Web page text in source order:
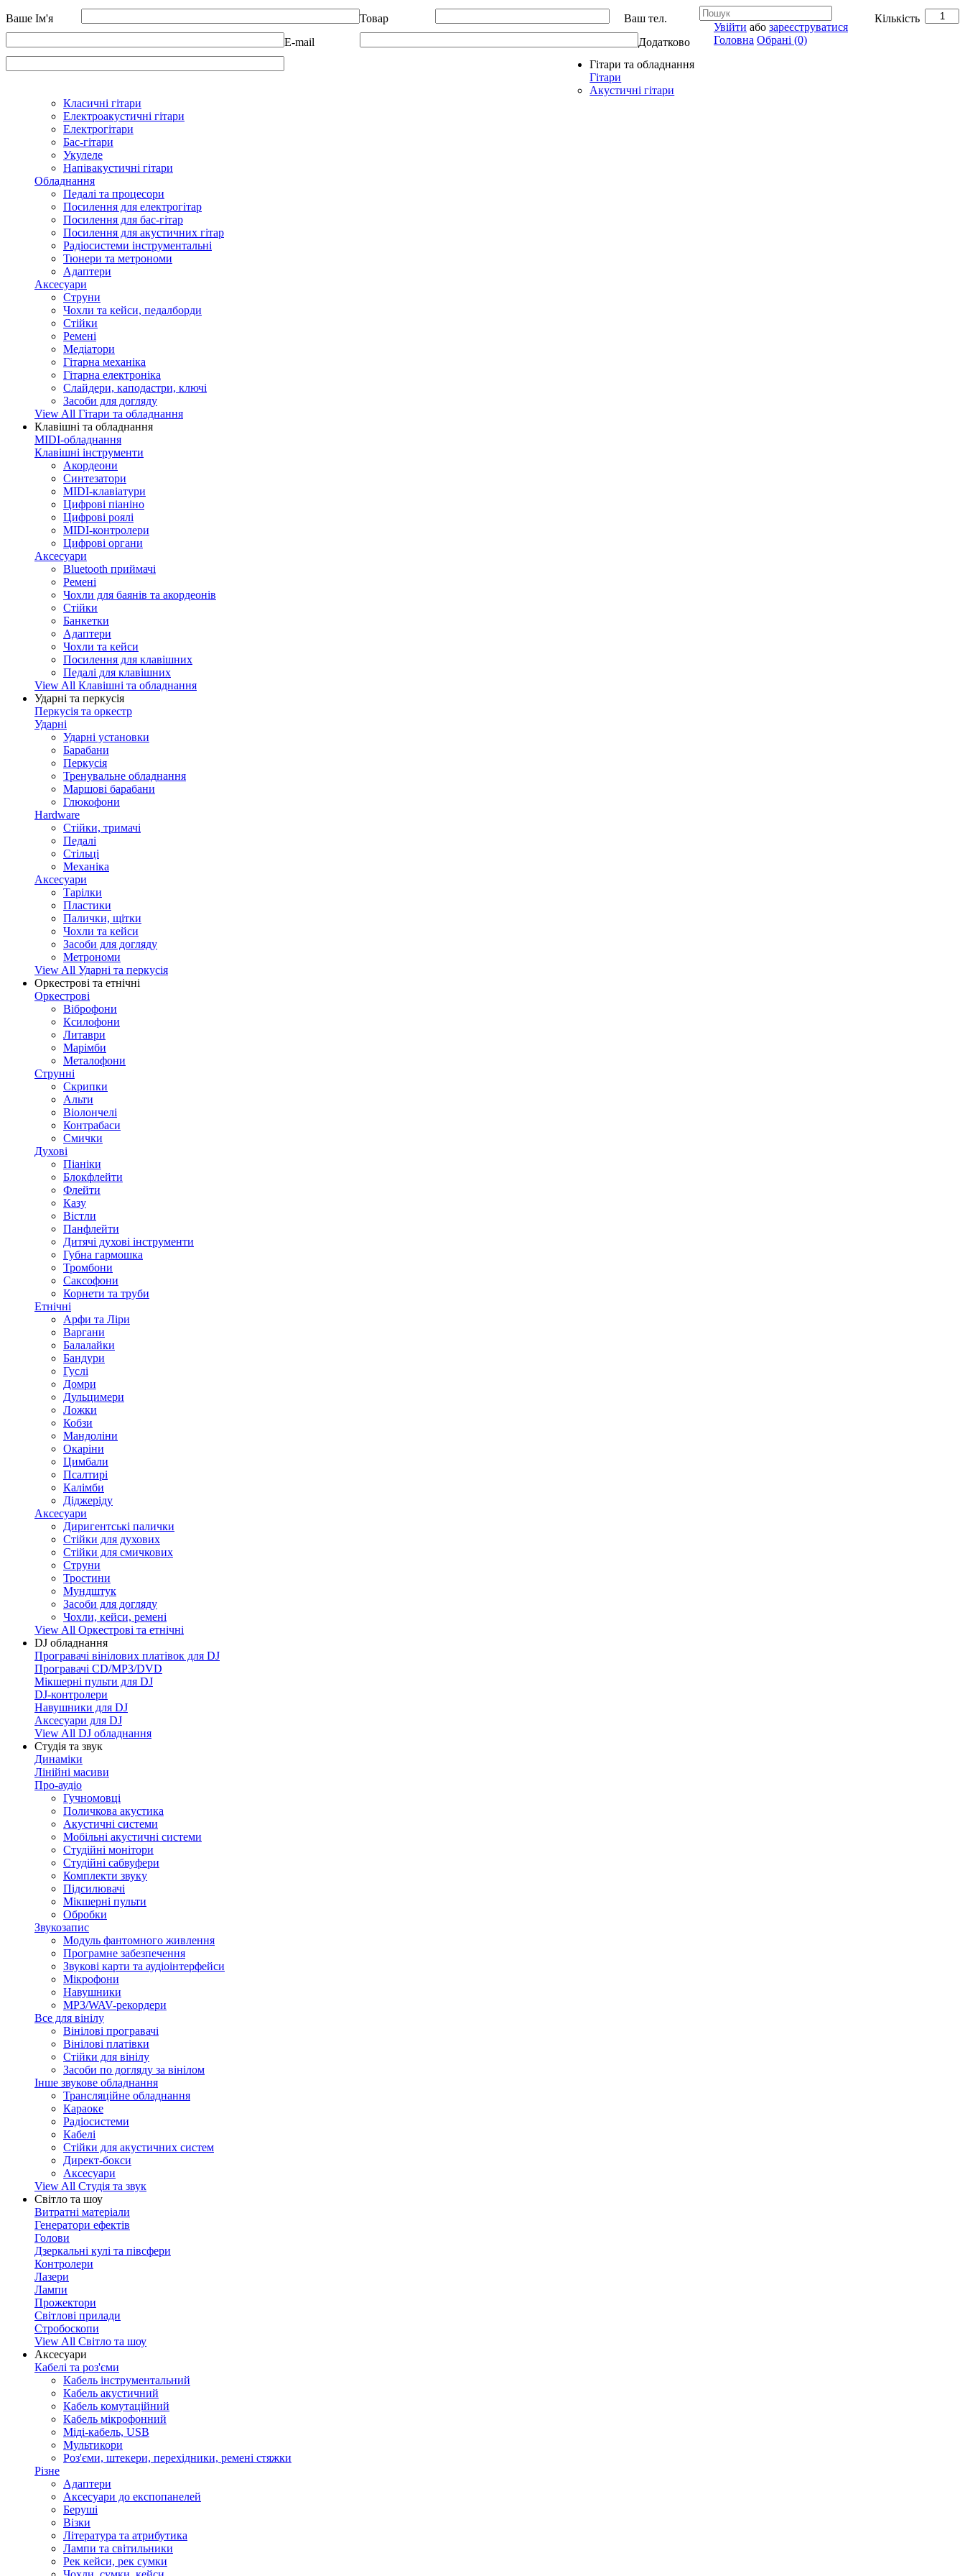
Ваше Ім'я Товар Кількість
Ваш тел.
E-mail
Додатково
Allegro - Music: Музичні інструменти в Україні
Увійти або зареєструватися
Головна Обрані (0)
Гітари та обладнання
Гітари
Акустичні гітари
Класичні гітари
Електроакустичні гітари
Електрогітари
Бас-гітари
Укулеле
Напівакустичні гітари
Обладнання
Педалі та процесори
Посилення для електрогітар
Посилення для бас-гітар
Посилення для акустичних гітар
Радіосистеми інструментальні
Тюнери та метрономи
Адаптери
Аксесуари
Струни
Чохли та кейси, педалборди
Стійки
Ремені
Медіатори
Гітарна механіка
Гітарна електроніка
Слайдери, каподастри, ключі
Засоби для догляду
View All Гітари та обладнання
Клавішні та обладнання
MIDI-обладнання
Клавішні інструменти
Акордеони
Синтезатори
MIDI-клавіатури
Цифрові піаніно
Цифрові роялі
MIDI-контролери
Цифрові органи
Аксесуари
Bluetooth приймачі
Ремені
Чохли для баянів та акордеонів
Стійки
Банкетки
Адаптери
Чохли та кейси
Посилення для клавішних
Педалі для клавішних
View All Клавішні та обладнання
Ударні та перкусія
Перкусія та оркестр
Ударні
Ударні установки
Барабани
Перкусія
Тренувальне обладнання
Маршові барабани
Глюкофони
Hardware
Стійки, тримачі
Педалі
Стільці
Механіка
Аксесуари
Тарілки
Пластики
Палички, щітки
Чохли та кейси
Засоби для догляду
Метрономи
View All Ударні та перкусія
Оркестрові та етнічні
Оркестрові
Віброфони
Ксилофони
Литаври
Марімби
Металофони
Струнні
Скрипки
Альти
Віолончелі
Контрабаси
Смички
Духові
Піаніки
Блокфлейти
Флейти
Казу
Вістли
Панфлейти
Дитячі духові інструменти
Губна гармошка
Тромбони
Саксофони
Корнети та труби
Етнічні
Арфи та Ліри
Варгани
Балалайки
Бандури
Гуслі
Домри
Дульцимери
Ложки
Кобзи
Мандоліни
Окаріни
Цимбали
Псалтирі
Калімби
Діджеріду
Аксесуари
Диригентські палички
Стійки для духових
Стійки для смичкових
Струни
Тростини
Мундштук
Засоби для догляду
Чохли, кейси, ремені
View All Оркестрові та етнічні
DJ обладнання
Програвачі вінілових платівок для DJ
Програвачі CD/MP3/DVD
Мікшерні пульти для DJ
DJ-контролери
Навушники для DJ
Аксесуари для DJ
View All DJ обладнання
Студія та звук
Динаміки
Лінійні масиви
Про-аудіо
Гучномовці
Поличкова акустика
Акустичні системи
Мобільні акустичні системи
Студійні монітори
Студійні сабвуфери
Комплекти звуку
Підсилювачі
Мікшерні пульти
Обробки
Звукозапис
Модуль фантомного живлення
Програмне забезпечення
Звукові карти та аудіоінтерфейси
Мікрофони
Навушники
MP3/WAV-рекордери
Все для вінілу
Вінілові програвачі
Вінілові платівки
Стійки для вінілу
Засоби по догляду за вінілом
Інше звукове обладнання
Трансляційне обладнання
Караоке
Радіосистеми
Кабелі
Стійки для акустичних систем
Директ-бокси
Аксесуари
View All Студія та звук
Світло та шоу
Витратні матеріали
Генератори ефектів
Голови
Дзеркальні кулі та півсфери
Контролери
Лазери
Лампи
Прожектори
Світлові прилади
Стробоскопи
View All Світло та шоу
Аксесуари
Кабелі та роз'єми
Кабель інструментальний
Кабель акустичний
Кабель комутаційний
Кабель мікрофонний
Міді-кабель, USB
Мультикори
Роз'єми, штекери, перехідники, ремені стяжки
Різне
Адаптери
Аксесуари до експопанелей
Беруші
Візки
Література та атрибутика
Лампи та світильники
Рек кейси, рек сумки